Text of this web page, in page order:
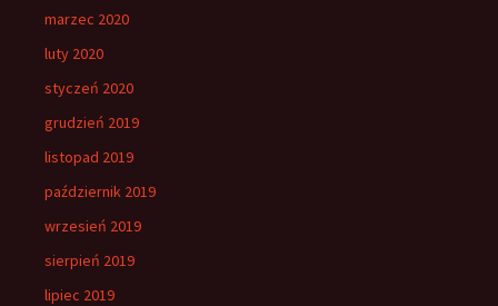
marzec 2020
luty 2020
styczeń 2020
grudzień 2019
listopad 2019
październik 2019
wrzesień 2019
sierpień 2019
lipiec 2019